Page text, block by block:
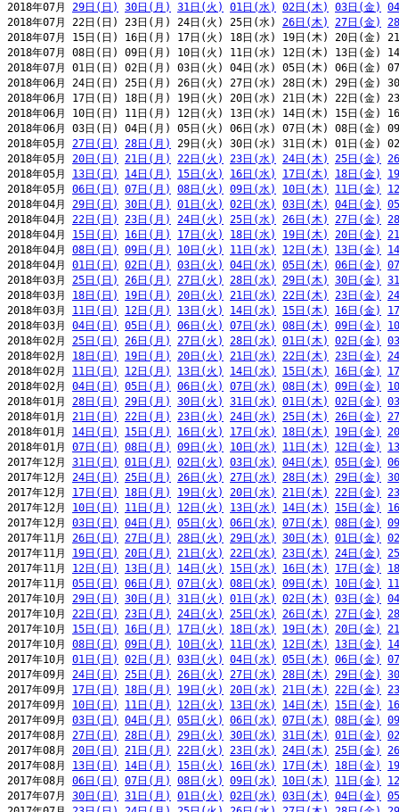
2018年07月 29日(日) 30日(月) 31日(火) 01日(水) 02日(木) 03日(金)
2018年07月 22日(日) 23日(月) 24日(火) 25日(水) 26日(木) 27日(金)
2018年07月 15日(日) 16日(月) 17日(火) 18日(水) 19日(木) 20日(金)
2018年07月 08日(日) 09日(月) 10日(火) 11日(水) 12日(木) 13日(金)
2018年07月 01日(日) 02日(月) 03日(火) 04日(水) 05日(木) 06日(金)
2018年06月 24日(日) 25日(月) 26日(火) 27日(水) 28日(木) 29日(金)
2018年06月 17日(日) 18日(月) 19日(火) 20日(水) 21日(木) 22日(金)
2018年06月 10日(日) 11日(月) 12日(火) 13日(水) 14日(木) 15日(金)
2018年06月 03日(日) 04日(月) 05日(火) 06日(水) 07日(木) 08日(金)
2018年05月 27日(日) 28日(月)
29日(火) 30日(水) 31日(木) 01日(金)
2018年05月 20日(日) 21日(月) 22日(火) 23日(水) 24日(木) 25日(金)
2018年05月 13日(日) 14日(月) 15日(火) 16日(水) 17日(木) 18日(金)
2018年05月 06日(日) 07日(月) 08日(火) 09日(水) 10日(木) 11日(金)
2018年04月 29日(日) 30日(月) 01日(火) 02日(水) 03日(木) 04日(金)
2018年04月 22日(日) 23日(月) 24日(火) 25日(水) 26日(木) 27日(金)
2018年04月 15日(日) 16日(月) 17日(火) 18日(水) 19日(木) 20日(金)
2018年04月 08日(日) 09日(月) 10日(火) 11日(水) 12日(木) 13日(金)
2018年04月 01日(日) 02日(月) 03日(火) 04日(水) 05日(木) 06日(金)
2018年03月 25日(日) 26日(月) 27日(火) 28日(水) 29日(木) 30日(金)
2018年03月 18日(日) 19日(月) 20日(火) 21日(水) 22日(木) 23日(金)
2018年03月 11日(日) 12日(月) 13日(火) 14日(水) 15日(木) 16日(金)
2018年03月 04日(日) 05日(月) 06日(火) 07日(水) 08日(木) 09日(金)
2018年02月 25日(日) 26日(月) 27日(火) 28日(水) 01日(木) 02日(金)
2018年02月 18日(日) 19日(月) 20日(火) 21日(水) 22日(木) 23日(金)
2018年02月 11日(日) 12日(月) 13日(火) 14日(水) 15日(木) 16日(金)
2018年02月 04日(日) 05日(月) 06日(火) 07日(水) 08日(木) 09日(金)
2018年01月 28日(日) 29日(月) 30日(火) 31日(水) 01日(木) 02日(金)
2018年01月 21日(日) 22日(月) 23日(火) 24日(水) 25日(木) 26日(金)
2018年01月 14日(日) 15日(月) 16日(火) 17日(水) 18日(木) 19日(金)
2018年01月 07日(日) 08日(月) 09日(火) 10日(水) 11日(木) 12日(金)
2017年12月 31日(日) 01日(月) 02日(火) 03日(水) 04日(木) 05日(金)
2017年12月 24日(日) 25日(月) 26日(火) 27日(水) 28日(木) 29日(金)
2017年12月 17日(日) 18日(月) 19日(火) 20日(水) 21日(木) 22日(金)
2017年12月 10日(日) 11日(月) 12日(火) 13日(水) 14日(木) 15日(金)
2017年12月 03日(日) 04日(月) 05日(火) 06日(水) 07日(木) 08日(金)
2017年11月 26日(日) 27日(月) 28日(火) 29日(水) 30日(木) 01日(金)
2017年11月 19日(日) 20日(月) 21日(火) 22日(水) 23日(木) 24日(金)
2017年11月 12日(日) 13日(月) 14日(火) 15日(水) 16日(木) 17日(金)
2017年11月 05日(日) 06日(月) 07日(火) 08日(水) 09日(木) 10日(金)
2017年10月 29日(日) 30日(月) 31日(火) 01日(水) 02日(木) 03日(金)
2017年10月 22日(日) 23日(月) 24日(火) 25日(水) 26日(木) 27日(金)
2017年10月 15日(日) 16日(月) 17日(火) 18日(水) 19日(木) 20日(金)
2017年10月 08日(日) 09日(月) 10日(火) 11日(水) 12日(木) 13日(金)
2017年10月 01日(日) 02日(月) 03日(火) 04日(水) 05日(木) 06日(金)
2017年09月 24日(日) 25日(月) 26日(火) 27日(水) 28日(木) 29日(金)
2017年09月 17日(日) 18日(月) 19日(火) 20日(水) 21日(木) 22日(金)
2017年09月 10日(日) 11日(月) 12日(火) 13日(水) 14日(木) 15日(金)
2017年09月 03日(日) 04日(月) 05日(火) 06日(水) 07日(木) 08日(金)
2017年08月 27日(日) 28日(月) 29日(火) 30日(水) 31日(木) 01日(金)
2017年08月 20日(日) 21日(月) 22日(火) 23日(水) 24日(木) 25日(金)
2017年08月 13日(日) 14日(月) 15日(火) 16日(水) 17日(木) 18日(金)
2017年08月 06日(日) 07日(月) 08日(火) 09日(水) 10日(木) 11日(金)
2017年07月 30日(日) 31日(月) 01日(火) 02日(水) 03日(木) 04日(金)